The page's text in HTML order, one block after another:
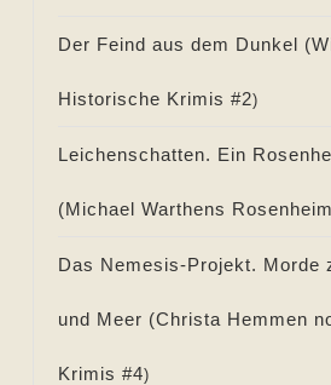
Der Feind aus dem Dunkel (
Historische Krimis #2)
Leichenschatten. Ein
(Michael Warthens
Das Nemesis-Projekt. Morde
und Meer (Christa Hemmen
Krimis #4)